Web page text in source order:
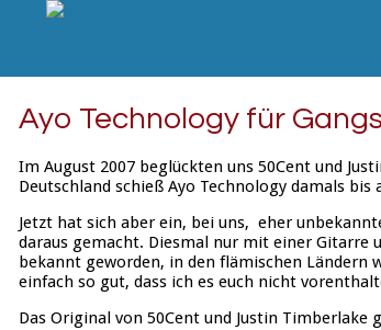
Ayo Technology für
Im August 2007 beglückten uns 50Cent und
Deutschland schieß Ayo Technology damals
Jetzt hat sich aber ein, bei uns, eher
daraus gemacht. Diesmal nur mit einer Gitarre
bekannt geworden, in den flämischen Ländern
einfach so gut, dass ich es euch nicht
Das Original von 50Cent und Justin